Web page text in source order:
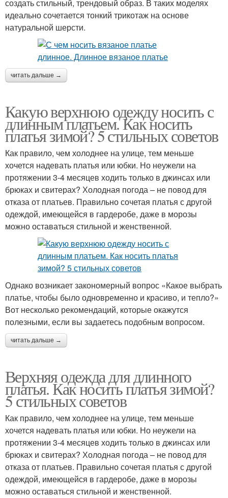
создать стильный, трендовый образ. В таких моделях
идеально сочетается тонкий трикотаж на основе
натуральной шерсти.
читать дальше →
Какую верхнюю одежду носить с
длинным платьем. Как носить
платья зимой? 5 стильных советов
Как правило, чем холоднее на улице, тем меньше
хочется надевать платья или юбки. Но неужели на
протяжении 3-4 месяцев ходить только в джинсах или
брюках и свитерах? Холодная погода – не повод для
отказа от платьев. Правильно сочетая платья с другой
одеждой, имеющейся в гардеробе, даже в морозы
можно оставаться стильной и женственной.
Однако возникает закономерный вопрос «Какое выбрать
платье, чтобы было одновременно и красиво, и тепло?»
Вот несколько рекомендаций, которые окажутся
полезными, если вы задаетесь подобным вопросом.
читать дальше →
Верхняя одежда для длинного
платья. Как носить платья зимой?
5 стильных советов
Как правило, чем холоднее на улице, тем меньше
хочется надевать платья или юбки. Но неужели на
протяжении 3-4 месяцев ходить только в джинсах или
брюках и свитерах? Холодная погода – не повод для
отказа от платьев. Правильно сочетая платья с другой
одеждой, имеющейся в гардеробе, даже в морозы
можно оставаться стильной и женственной.